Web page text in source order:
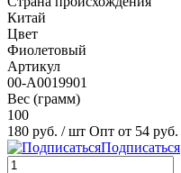
Китай
Цвет
Фиолетовый
Артикул
00-А0019901
Вес (грамм)
100
180 руб. / шт Опт от 54 руб.
Подписаться